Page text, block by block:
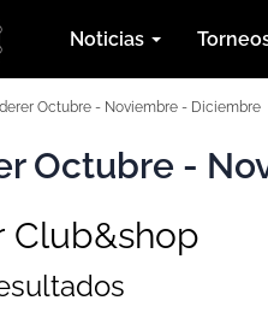
Noticias
Octubre - Noviembre - Diciembre
Octubre -
Club&shop